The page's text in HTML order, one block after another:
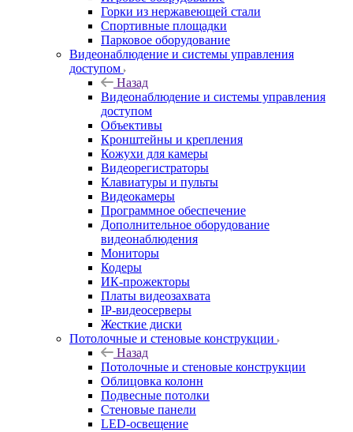
Горки из нержавеющей стали
Спортивные площадки
Парковое оборудование
Видеонаблюдение и системы управления
доступом
Назад
Видеонаблюдение и системы управления
доступом
Объективы
Кронштейны и крепления
Кожухи для камеры
Видеорегистраторы
Клавиатуры и пульты
Видеокамеры
Программное обеспечение
Дополнительное оборудование
видеонаблюдения
Мониторы
Кодеры
ИК-прожекторы
Платы видеозахвата
IP-видеосерверы
Жесткие диски
Потолочные и стеновые конструкции
Назад
Потолочные и стеновые конструкции
Облицовка колонн
Подвесные потолки
Стеновые панели
LED-освещение